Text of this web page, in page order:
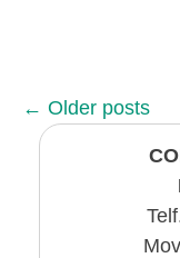
← Older posts